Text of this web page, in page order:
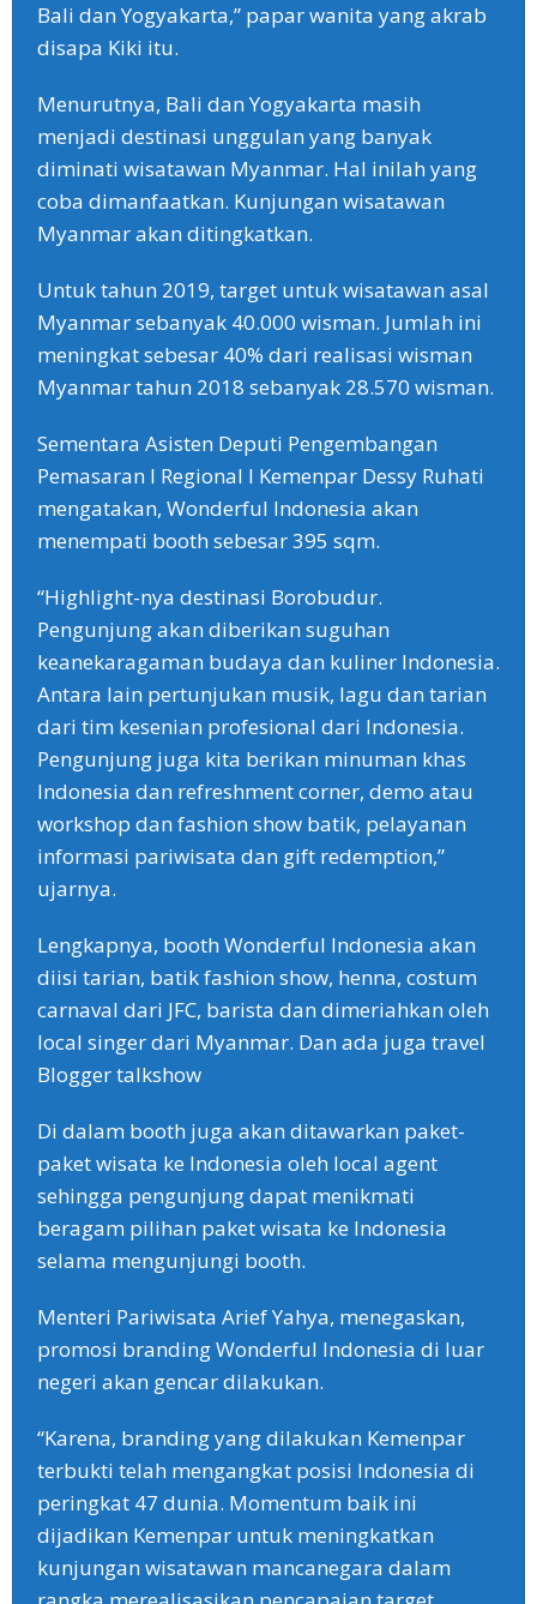
Bali dan Yogyakarta,” papar wanita yang akrab
disapa Kiki itu.
Menurutnya, Bali dan Yogyakarta masih
menjadi destinasi unggulan yang banyak
diminati wisatawan Myanmar. Hal inilah yang
coba dimanfaatkan. Kunjungan wisatawan
Myanmar akan ditingkatkan.
Untuk tahun 2019, target untuk wisatawan asal
Myanmar sebanyak 40.000 wisman. Jumlah ini
meningkat sebesar 40% dari realisasi wisman
Myanmar tahun 2018 sebanyak 28.570 wisman.
Sementara Asisten Deputi Pengembangan
Pemasaran I Regional I Kemenpar Dessy Ruhati
mengatakan, Wonderful Indonesia akan
menempati booth sebesar 395 sqm.
“Highlight-nya destinasi Borobudur.
Pengunjung akan diberikan suguhan
keanekaragaman budaya dan kuliner Indonesia.
Antara lain pertunjukan musik, lagu dan tarian
dari tim kesenian profesional dari Indonesia.
Pengunjung juga kita berikan minuman khas
Indonesia dan refreshment corner, demo atau
workshop dan fashion show batik, pelayanan
informasi pariwisata dan gift redemption,”
ujarnya.
Lengkapnya, booth Wonderful Indonesia akan
diisi tarian, batik fashion show, henna, costum
carnaval dari JFC, barista dan dimeriahkan oleh
local singer dari Myanmar. Dan ada juga travel
Blogger talkshow
Di dalam booth juga akan ditawarkan paket-
paket wisata ke Indonesia oleh local agent
sehingga pengunjung dapat menikmati
beragam pilihan paket wisata ke Indonesia
selama mengunjungi booth.
Menteri Pariwisata Arief Yahya, menegaskan,
promosi branding Wonderful Indonesia di luar
negeri akan gencar dilakukan.
“Karena, branding yang dilakukan Kemenpar
terbukti telah mengangkat posisi Indonesia di
peringkat 47 dunia. Momentum baik ini
dijadikan Kemenpar untuk meningkatkan
kunjungan wisatawan mancanegara dalam